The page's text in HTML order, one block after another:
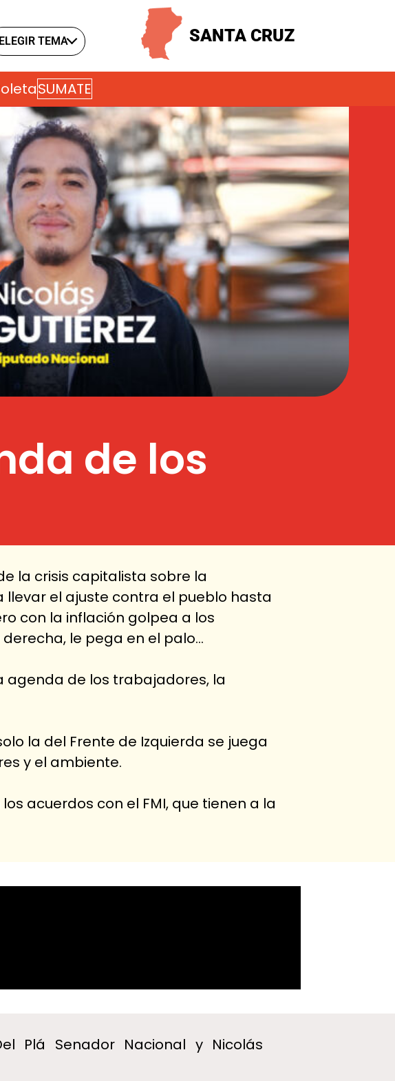
ELEGIR TEMA SANTA CRUZ
SUMATE
de los
la crisis capitalista sobre la
el ajuste contra el pueblo hasta
con la inflación golpea a los
le pega en el palo…
agenda de los trabajadores, la
la del Frente de Izquierda se juega
y el ambiente.
acuerdos con el FMI, que tienen a la
Plá Senador Nacional y Nicolás